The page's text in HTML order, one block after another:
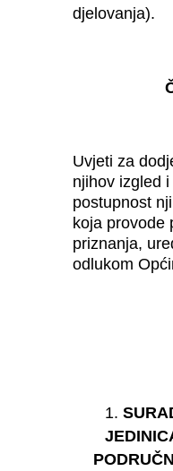
djelovanja).
Uvjeti za
njihov izgled
postupnost
koja provode
priznanja,
odlukom